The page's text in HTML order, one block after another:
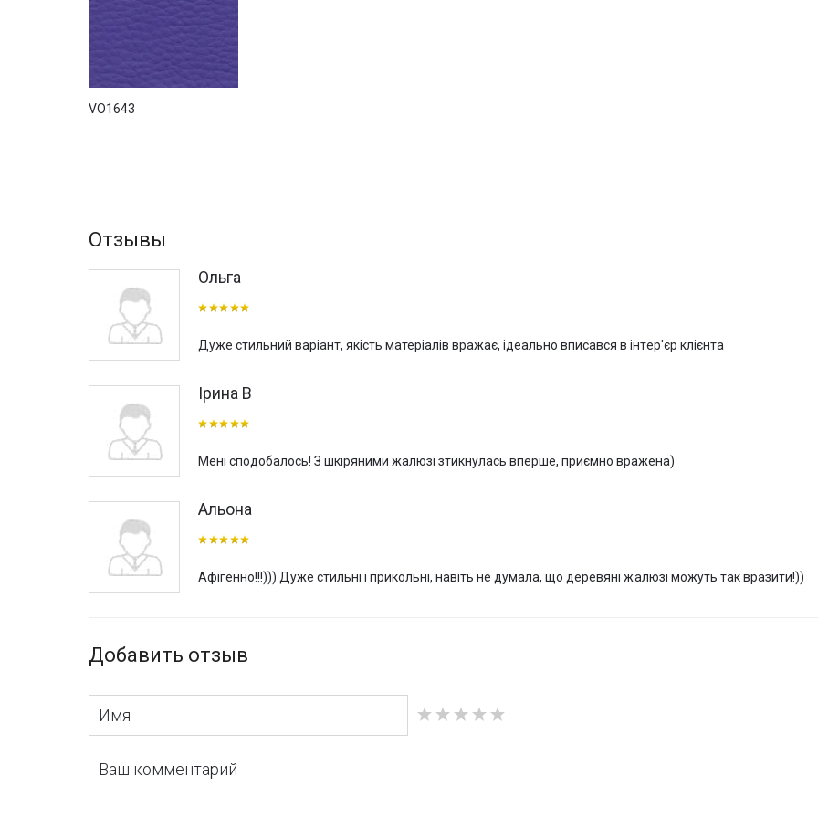
VO1643
Отзывы
Ольга
Дуже стильний варіант, якість матеріалів вражає, ідеально вписався в інтер'єр клієнта
Ірина В
Мені сподобалось! З шкіряними жалюзі зтикнулась вперше, приємно вражена)
Альона
Афігенно!!!))) Дуже стильні і прикольні, навіть не думала, що деревяні жалюзі можуть так вразити!))
Добавить отзыв